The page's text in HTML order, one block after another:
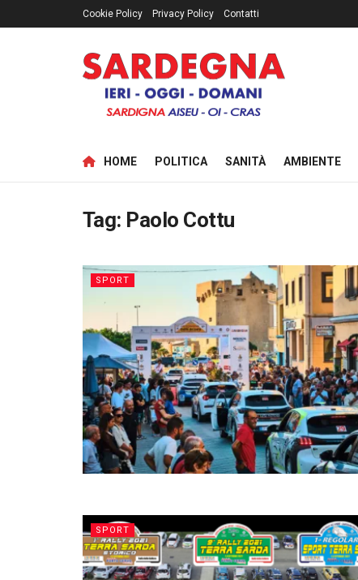
Cookie Policy Privacy Policy Contatti
HOME POLITICA SANITÀ AMBIENTE
Tag: Paolo Cottu
SPORT
SPORT